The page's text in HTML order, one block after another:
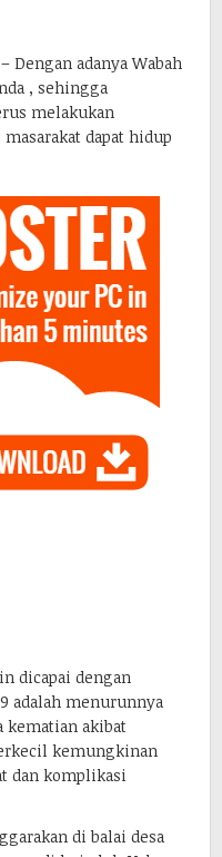
Dengan adanya Wabah
, sehingga
melakukan
dapat hidup
dicapai dengan
adalah menurunnya
kematian akibat
kemungkinan
dan komplikasi
di balai desa